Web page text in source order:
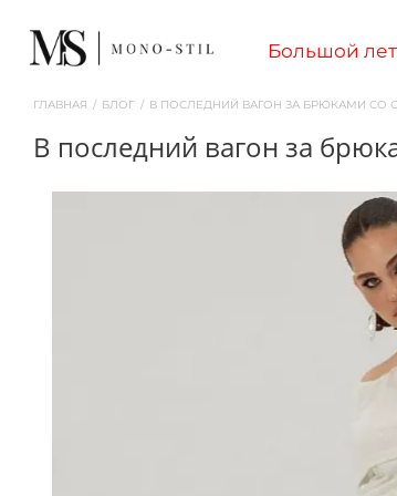
Большой
ГЛАВНАЯ / БЛОГ / В ПОСЛЕДНИЙ ВАГОН ЗА БРЮКАМИ СО
в последний вагон за